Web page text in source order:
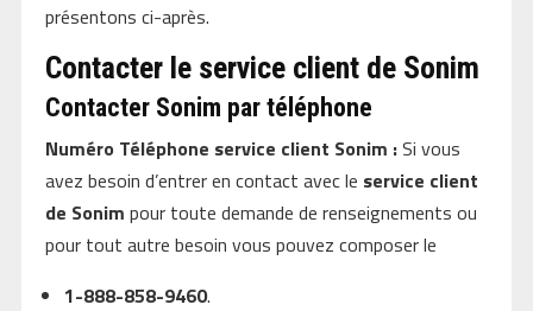
présentons ci-après.
Contacter le service client de Sonim
Contacter Sonim par téléphone
Numéro Téléphone service client Sonim :Si vous
avez besoin d’entrer en contact avec le service client
de Sonim pour toute demande de renseignements ou
pour tout autre besoin vous pouvez composer le
1-888-858-9460.